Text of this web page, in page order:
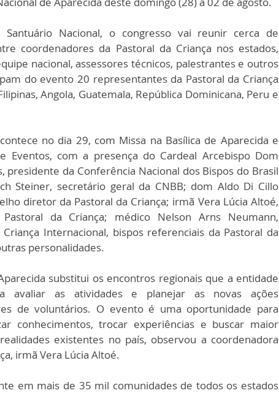
Nacional, o congresso vai reunir cerca de
coordenadores da Pastoral da Criança nos estados,
nacional, assessores técnicos, palestrantes e outros
do evento 20 representantes da Pastoral da Criança
Angola, Guatemala, República Dominicana, Peru e
no dia 29, com Missa na Basílica de Aparecida e
Eventos, com a presença do Cardeal Arcebispo Dom
presidente da Conferência Nacional dos Bispos do Brasil
Steiner, secretário geral da CNBB; dom Aldo Di Cillo
diretor da Pastoral da Criança; irmã Vera Lúcia Altoé,
da Criança; médico Nelson Arns Neumann,
Internacional, bispos referenciais da Pastoral da
personalidades.
substitui os encontros regionais que a entidade
avaliar as atividades e planejar as novas ações
de voluntários. O evento é uma oportunidade para
conhecimentos, trocar experiências e buscar maior
existentes no país, observou a coordenadora
irmã Vera Lúcia Altoé.
em mais de 35 mil comunidades de todos os estados